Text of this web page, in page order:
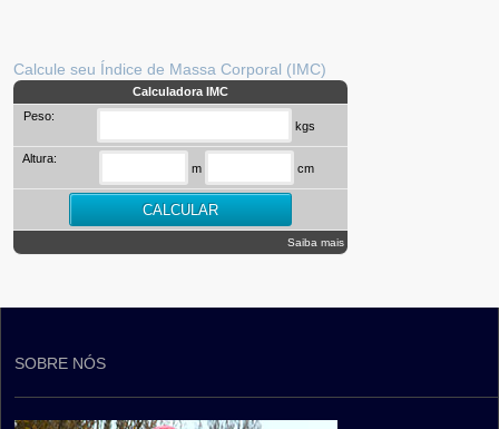
Calcule seu Índice de Massa Corporal (IMC)
Calculadora IMC
Peso:
kgs
Altura:
m cm
Saiba mais
SOBRE NÓS